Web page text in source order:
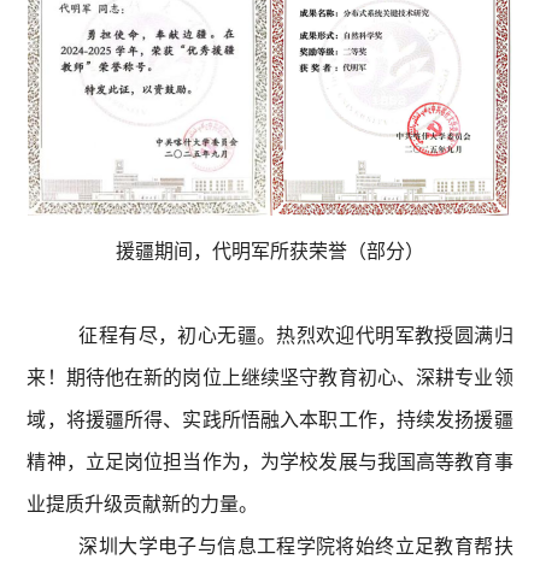
援疆期间，代明军所获荣誉（部分）
征程有尽，初心无疆。热烈欢迎代明军教授圆满归
来！期待他在新的岗位上继续坚守教育初心、深耕专业领
域，将援疆所得、实践所悟融入本职工作，持续发扬援疆
精神，立足岗位担当作为，为学校发展与我国高等教育事
业提质升级贡献新的力量。
深圳大学电子与信息工程学院将始终立足教育帮扶